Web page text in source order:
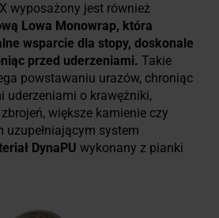
wyposażony jest również
Lowa Monowrap, która
wsparcie dla stopy, doskonale
przed uderzeniami. Takie
powstawaniu urazów, chroniąc
uderzeniami o krawężniki,
większe kamienie czy
uzupełniającym system
DynaPU wykonany z pianki